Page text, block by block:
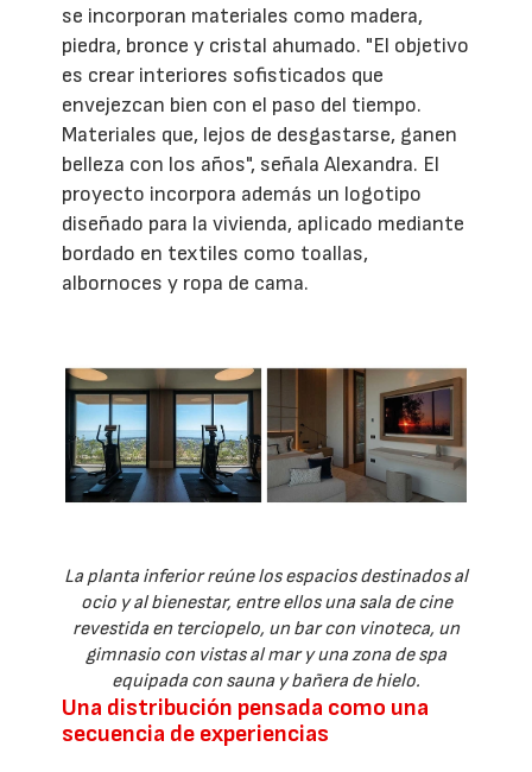
se incorporan materiales como madera,
piedra, bronce y cristal ahumado. "El objetivo
es crear interiores sofisticados que
envejezcan bien con el paso del tiempo.
Materiales que, lejos de desgastarse, ganen
belleza con los años", señala Alexandra. El
proyecto incorpora además un logotipo
diseñado para la vivienda, aplicado mediante
bordado en textiles como toallas,
albornoces y ropa de cama.
La planta inferior reúne los espacios destinados al
ocio y al bienestar, entre ellos una sala de cine
revestida en terciopelo, un bar con vinoteca, un
gimnasio con vistas al mar y una zona de spa
equipada con sauna y bañera de hielo.
Una distribución pensada como una
secuencia de experiencias